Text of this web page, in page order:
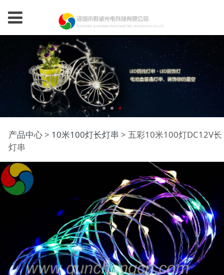
五彩10米100灯DC12V
长灯串
产品中心> 10米100灯长灯串 > 五彩10米100灯DC12V长
灯串